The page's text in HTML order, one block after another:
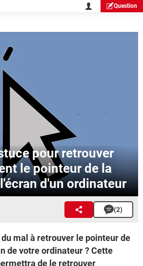
Question
pour retrouver
le pointeur de la
d'un ordinateur
(2)
mal à retrouver le pointeur de
de votre ordinateur ? Cette
de le retrouver